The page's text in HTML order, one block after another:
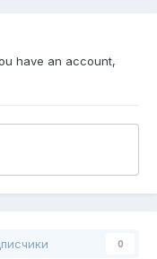
have an account,
0